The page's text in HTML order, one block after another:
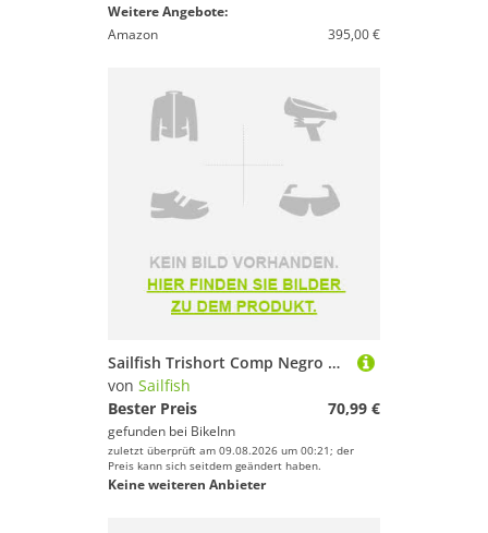
Weitere Angebote:
Amazon
395,00 €
Sailfish Trishort Comp Negro Bib Shorts Schwarz L Frau
von Sailfish
Bester Preis
70,99 €
gefunden bei BikeInn
zuletzt überprüft am 09.08.2026 um 00:21; der
Preis kann sich seitdem geändert haben.
Keine weiteren Anbieter